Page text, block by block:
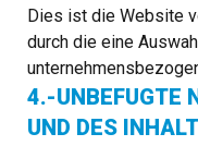
Dies ist die Website
durch die eine
4.-UNBEFUGTE
UND DES